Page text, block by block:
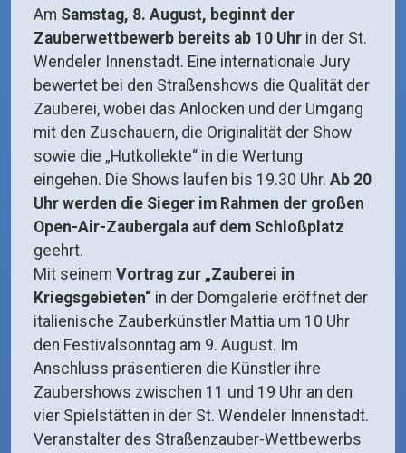
Am Samstag, 8. August, beginnt der
Zauberwettbewerb bereits ab 10 Uhr in der St.
Wendeler Innenstadt. Eine internationale Jury
bewertet bei den Straßenshows die Qualität der
Zauberei, wobei das Anlocken und der Umgang
mit den Zuschauern, die Originalität der Show
sowie die „Hutkollekte“ in die Wertung
eingehen. Die Shows laufen bis 19.30 Uhr. Ab 20
Uhr werden die Sieger im Rahmen der großen
Open-Air-Zaubergala auf dem Schloßplatz
geehrt.
Mit seinem Vortrag zur „Zauberei in
Kriegsgebieten“ in der Domgalerie eröffnet der
italienische Zauberkünstler Mattia um 10 Uhr
den Festivalsonntag am 9. August. Im
Anschluss präsentieren die Künstler ihre
Zaubershows zwischen 11 und 19 Uhr an den
vier Spielstätten in der St. Wendeler Innenstadt.
Veranstalter des Straßenzauber-Wettbewerbs